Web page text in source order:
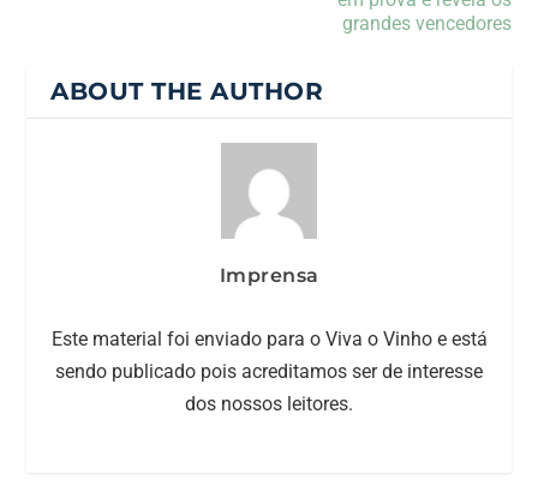
grandes vencedores
ABOUT THE AUTHOR
Imprensa
Este material foi enviado para o Viva o Vinho e está
sendo publicado pois acreditamos ser de interesse
dos nossos leitores.